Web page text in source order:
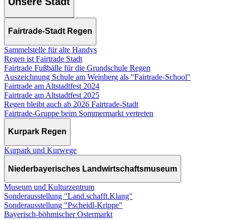
Fairtrade-Stadt Regen
Sammelstelle für alte Handys
Regen ist Fairtrade Stadt
Fairtrade Fußbälle für die Grundschule Regen
Auszeichnung Schule am Weinberg als "Fairtrade-School"
Fairtrade am Altstadtfest 2024
Fairtrade am Altstadtfest 2025
Regen bleibt auch ab 2026 Fairtrade-Stadt
Fairtrade-Gruppe beim Sommermarkt vertreten
Kurpark Regen
Kurpark und Kurwege
Niederbayerisches Landwirtschaftsmuseum
Museum und Kulturzentrum
Sonderausstellung "Land.schafft.Klang"
Sonderausstellung "Pscheidl-Krippe"
Bayerisch-böhmischer Ostermarkt